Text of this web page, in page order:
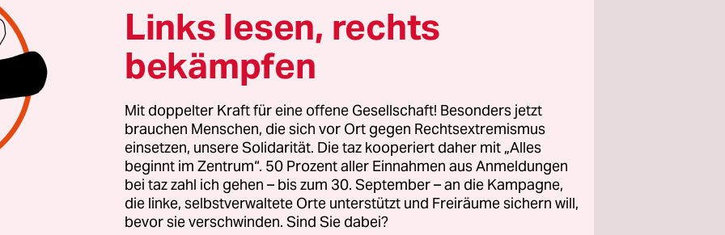
entstandenen Gründerzeithäuser der Stadtteile
Sidi Bahri bröckelt der Putz. Vor einigen Häusern
auf dem Bürgersteig vor herabfallenden
1960-er Jahre lebten im Zentrum der Hauptstadt fast nur
tunesische Juden. Nach deren Auswanderung zogen
dem armen Umland in die vom tunesischen Staat
Häuser. Sie gründeten den bis in die Medina
Straßenmarkt von Sidi Bahri, dessen Händler oft direkt
Links lesen, rechts
bekämpfen
Mit doppelter Kraft für eine offene Gesellschaft! Besonders jetzt
brauchen Menschen, die sich vor Ort gegen Rechtsextremismus
einsetzen, unsere Solidarität. Die taz kooperiert daher mit „Alles
beginnt im Zentrum“. 50 Prozent aller Einnahmen aus Anmeldungen
bei taz zahl ich gehen – bis zum 30. September – an die Kampagne,
die linke, selbstverwaltete Orte unterstützt und Freiräume sichern will,
bevor sie verschwinden. Sind Sie dabei?